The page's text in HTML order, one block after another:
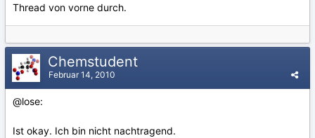
Thread von vorne durch.
Chemstudent
Februar 14, 2010
@lose:
Ist okay. Ich bin nicht nachtragend.